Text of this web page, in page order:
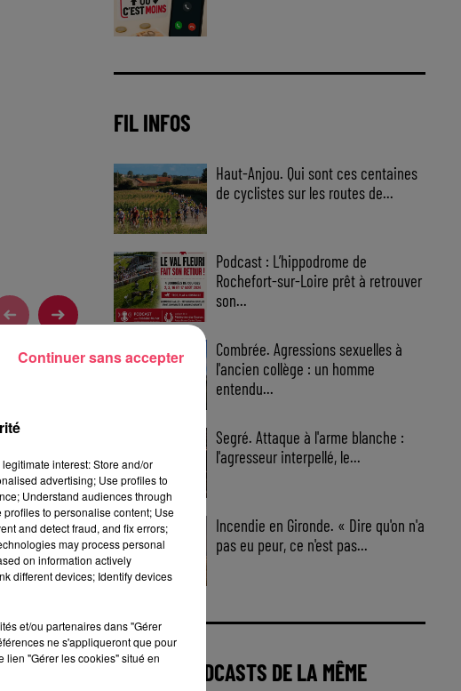
FIL INFOS
Haut-Anjou. Qui sont ces centaines
de cyclistes sur les routes de...
Podcast : L’hippodrome de
Rochefort-sur-Loire prêt à retrouver
son...
Combrée. Agressions sexuelles à
l'ancien collège : un homme
entendu...
Segré. Attaque à l'arme blanche :
l'agresseur interpellé, le...
Incendie en Gironde. « Dire qu'on n'a
pas eu peur, ce n'est pas...
AUTRES PODCASTS DE LA MÊME
interest: Store and/or
advertising; Use profiles to
Understand audiences through
to personalise content; Use
and detect fraud, and fix errors;
may process personal
on information actively
different devices; Identify devices
et/ou partenaires dans "Gérer
ne s'appliqueront que pour
lien "Gérer les cookies" situé en
Continuer sans accepter